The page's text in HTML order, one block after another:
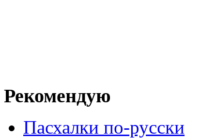
Рекомендую
Пасхалки по-русски